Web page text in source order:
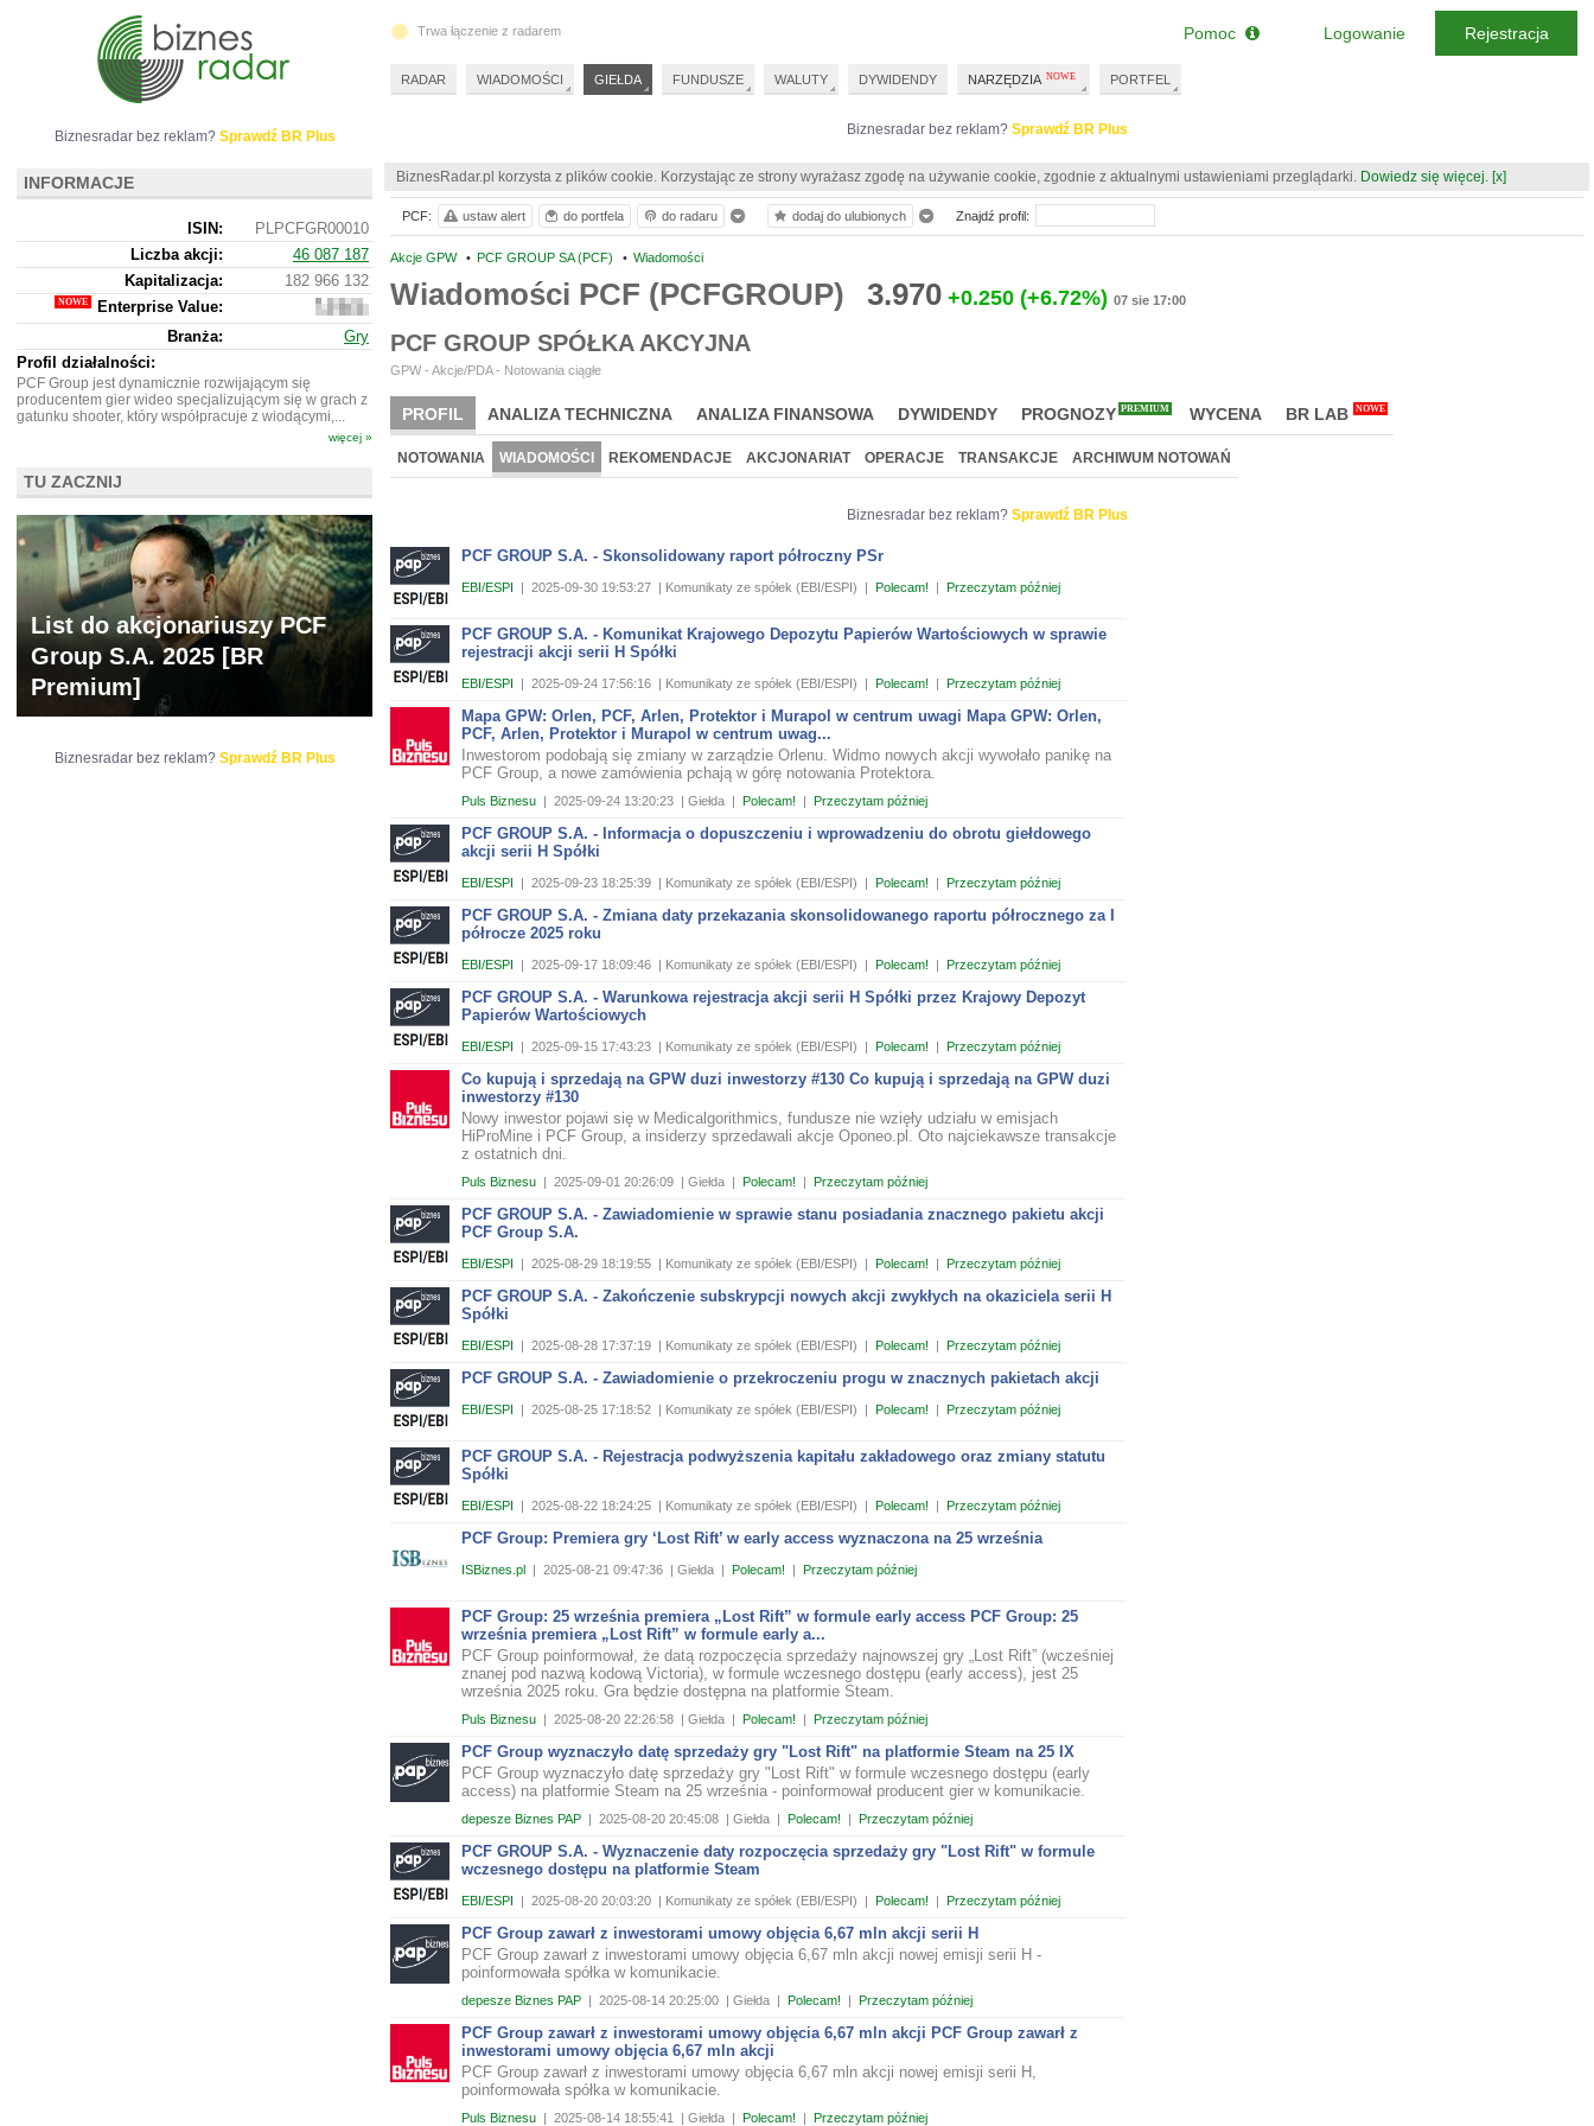
Biznesradar bez reklam? Sprawdź BR Plus
BiznesRadar.pl korzysta z plików cookie. Korzystając ze strony wyrażasz zgodę na używanie cookie, zgodnie z aktualnymi ustawieniami przeglądarki. Dowiedz się więcej. [x]
Akcje GPW • PCF GROUP SA (PCF) • Wiadomości
Wiadomości PCF (PCFGROUP) 3.970 +0.250 (+6.72%) 07 sie 17:00
PCF GROUP SPÓŁKA AKCYJNA
GPW - Akcje/PDA - Notowania ciągłe
PROFIL ANALIZA TECHNICZNA ANALIZA FINANSOWA DYWIDENDY PROGNOZY PREMIUM WYCENA BR LAB NOWE
NOTOWANIA WIADOMOŚCI REKOMENDACJE AKCJONARIAT OPERACJE TRANSAKCJE ARCHIWUM NOTOWAŃ
Biznesradar bez reklam? Sprawdź BR Plus
PCF GROUP S.A. - Skonsolidowany raport półroczny PSr
EBI/ESPI | 2025-09-30 19:53:27 | Komunikaty ze spółek (EBI/ESPI) | Polecam! | Przeczytam później
PCF GROUP S.A. - Komunikat Krajowego Depozytu Papierów Wartościowych w sprawie
rejestracji akcji serii H Spółki
EBI/ESPI | 2025-09-24 17:56:16 | Komunikaty ze spółek (EBI/ESPI) | Polecam! | Przeczytam później
Mapa GPW: Orlen, PCF, Arlen, Protektor i Murapol w centrum uwagi Mapa GPW: Orlen,
PCF, Arlen, Protektor i Murapol w centrum uwag...
Inwestorom podobają się zmiany w zarządzie Orlenu. Widmo nowych akcji wywołało panikę na
PCF Group, a nowe zamówienia pchają w górę notowania Protektora.
Puls Biznesu | 2025-09-24 13:20:23 | Giełda | Polecam! | Przeczytam później
PCF GROUP S.A. - Informacja o dopuszczeniu i wprowadzeniu do obrotu giełdowego
akcji serii H Spółki
EBI/ESPI | 2025-09-23 18:25:39 | Komunikaty ze spółek (EBI/ESPI) | Polecam! | Przeczytam później
PCF GROUP S.A. - Zmiana daty przekazania skonsolidowanego raportu półrocznego za I
półrocze 2025 roku
EBI/ESPI | 2025-09-17 18:09:46 | Komunikaty ze spółek (EBI/ESPI) | Polecam! | Przeczytam później
PCF GROUP S.A. - Warunkowa rejestracja akcji serii H Spółki przez Krajowy Depozyt
Papierów Wartościowych
EBI/ESPI | 2025-09-15 17:43:23 | Komunikaty ze spółek (EBI/ESPI) | Polecam! | Przeczytam później
Co kupują i sprzedają na GPW duzi inwestorzy #130 Co kupują i sprzedają na GPW duzi
inwestorzy #130
Nowy inwestor pojawi się w Medicalgorithmics, fundusze nie wzięły udziału w emisjach
HiProMine i PCF Group, a insiderzy sprzedawali akcje Oponeo.pl. Oto najciekawsze transakcje
z ostatnich dni.
Puls Biznesu | 2025-09-01 20:26:09 | Giełda | Polecam! | Przeczytam później
PCF GROUP S.A. - Zawiadomienie w sprawie stanu posiadania znacznego pakietu akcji
PCF Group S.A.
EBI/ESPI | 2025-08-29 18:19:55 | Komunikaty ze spółek (EBI/ESPI) | Polecam! | Przeczytam później
PCF GROUP S.A. - Zakończenie subskrypcji nowych akcji zwykłych na okaziciela serii H
Spółki
EBI/ESPI | 2025-08-28 17:37:19 | Komunikaty ze spółek (EBI/ESPI) | Polecam! | Przeczytam później
PCF GROUP S.A. - Zawiadomienie o przekroczeniu progu w znacznych pakietach akcji
EBI/ESPI | 2025-08-25 17:18:52 | Komunikaty ze spółek (EBI/ESPI) | Polecam! | Przeczytam później
PCF GROUP S.A. - Rejestracja podwyższenia kapitału zakładowego oraz zmiany statutu
Spółki
EBI/ESPI | 2025-08-22 18:24:25 | Komunikaty ze spółek (EBI/ESPI) | Polecam! | Przeczytam później
PCF Group: Premiera gry ‘Lost Rift’ w early access wyznaczona na 25 września
ISBiznes.pl | 2025-08-21 09:47:36 | Giełda | Polecam! | Przeczytam później
PCF Group: 25 września premiera „Lost Rift” w formule early access PCF Group: 25
września premiera „Lost Rift” w formule early a...
PCF Group poinformował, że datą rozpoczęcia sprzedaży najnowszej gry „Lost Rift” (wcześniej
znanej pod nazwą kodową Victoria), w formule wczesnego dostępu (early access), jest 25
września 2025 roku. Gra będzie dostępna na platformie Steam.
Puls Biznesu | 2025-08-20 22:26:58 | Giełda | Polecam! | Przeczytam później
PCF Group wyznaczyło datę sprzedaży gry "Lost Rift" na platformie Steam na 25 IX
PCF Group wyznaczyło datę sprzedaży gry "Lost Rift" w formule wczesnego dostępu (early
access) na platformie Steam na 25 września - poinformował producent gier w komunikacie.
depesze Biznes PAP | 2025-08-20 20:45:08 | Giełda | Polecam! | Przeczytam później
PCF GROUP S.A. - Wyznaczenie daty rozpoczęcia sprzedaży gry "Lost Rift" w formule
wczesnego dostępu na platformie Steam
EBI/ESPI | 2025-08-20 20:03:20 | Komunikaty ze spółek (EBI/ESPI) | Polecam! | Przeczytam później
PCF Group zawarł z inwestorami umowy objęcia 6,67 mln akcji serii H
PCF Group zawarł z inwestorami umowy objęcia 6,67 mln akcji nowej emisji serii H -
poinformowała spółka w komunikacie.
depesze Biznes PAP | 2025-08-14 20:25:00 | Giełda | Polecam! | Przeczytam później
PCF Group zawarł z inwestorami umowy objęcia 6,67 mln akcji PCF Group zawarł z
inwestorami umowy objęcia 6,67 mln akcji
PCF Group zawarł z inwestorami umowy objęcia 6,67 mln akcji nowej emisji serii H,
poinformowała spółka w komunikacie.
Puls Biznesu | 2025-08-14 18:55:41 | Giełda | Polecam! | Przeczytam później
PCF: ustaw alert do portfela do radaru dodaj do ulubionych Znajdź profil:
Biznesradar bez reklam? Sprawdź BR Plus
INFORMACJE
ISIN:
PLPCFGR00010
Liczba akcji:
46 087 187
Kapitalizacja:
182 966 132
Enterprise Value:
199
040
132
Branża:
Gry
Profil działalności:
PCF Group jest dynamicznie rozwijającym się
producentem gier wideo specjalizującym się w grach z
gatunku shooter, który współpracuje z wiodącymi,...
więcej »
TU ZACZNIJ
List do akcjonariuszy PCF
Group S.A. 2025 [BR
Premium]
Biznesradar bez reklam? Sprawdź BR Plus
Trwa łączenie z radarem
RADAR WIADOMOŚCI GIEŁDA FUNDUSZE WALUTY DYWIDENDY NARZĘDZIA PORTFEL
Pomoc Logowanie Rejestracja